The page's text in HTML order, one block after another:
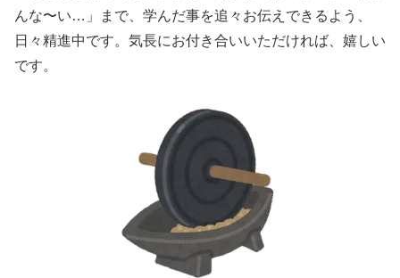
んな〜い…」まで、学んだ事を追々お伝えできるよう、
日々精進中です。気長にお付き合いいただければ、嬉しい
です。